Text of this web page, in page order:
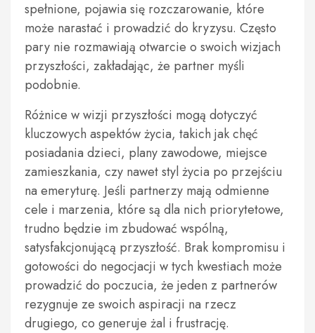
spełnione, pojawia się rozczarowanie, które
może narastać i prowadzić do kryzysu. Często
pary nie rozmawiają otwarcie o swoich wizjach
przyszłości, zakładając, że partner myśli
podobnie.
Różnice w wizji przyszłości mogą dotyczyć
kluczowych aspektów życia, takich jak chęć
posiadania dzieci, plany zawodowe, miejsce
zamieszkania, czy nawet styl życia po przejściu
na emeryturę. Jeśli partnerzy mają odmienne
cele i marzenia, które są dla nich priorytetowe,
trudno będzie im zbudować wspólną,
satysfakcjonującą przyszłość. Brak kompromisu i
gotowości do negocjacji w tych kwestiach może
prowadzić do poczucia, że jeden z partnerów
rezygnuje ze swoich aspiracji na rzecz
drugiego, co generuje żal i frustrację.